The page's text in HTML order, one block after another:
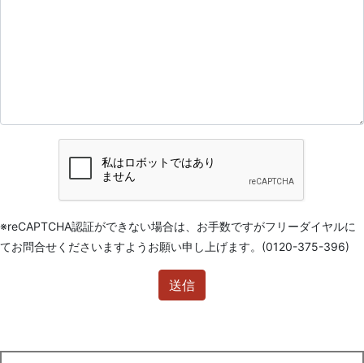
※reCAPTCHA認証ができない場合は、お手数ですがフリーダイヤルに
てお問合せくださいますようお願い申し上げます。(0120-375-396)